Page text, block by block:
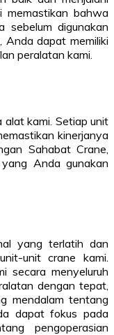
memastikan bahwa
sebelum digunakan
Anda dapat memiliki
peralatan kami.
alat kami. Setiap unit
kinerjanya
Sahabat Crane,
Anda gunakan
yang terlatih dan
unit crane kami.
secara menyeluruh
dengan tepat,
mendalam tentang
dapat fokus pada
pengoperasian